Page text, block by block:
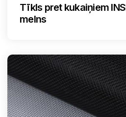
Tīkls pret kukaiņiem
melns